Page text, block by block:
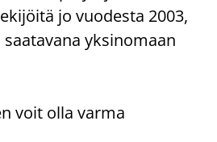
jo vuodesta 2003,
yksinomaan
voit olla varma